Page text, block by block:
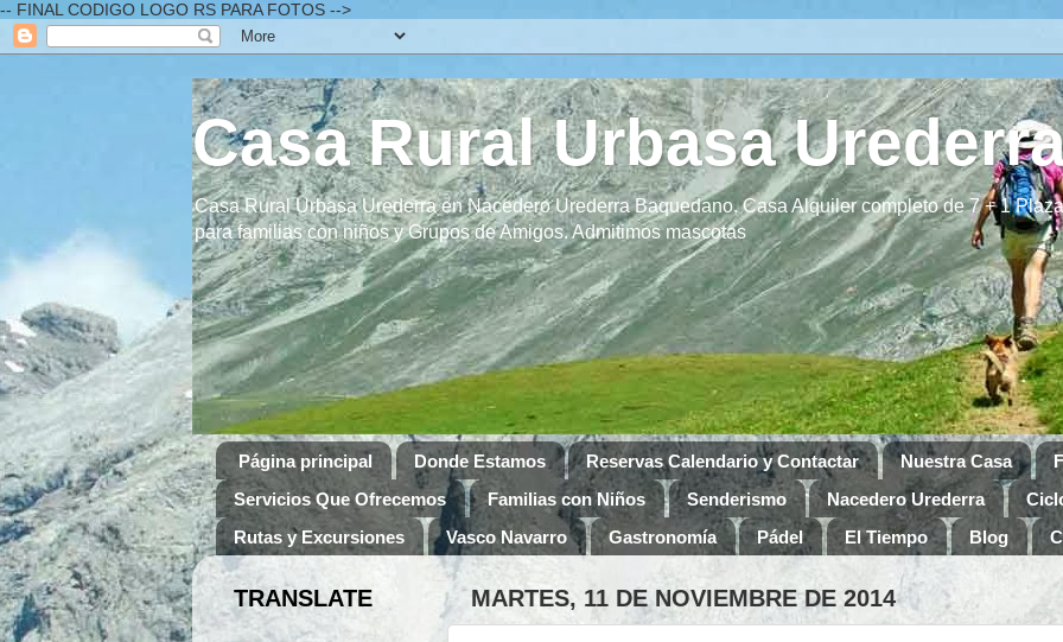
-- FINAL CODIGO LOGO RS PARA FOTOS -->
Casa Rural Urbasa
Casa Rural Urbasa Urederra en Nacedero Urederra Baquedano. Casa Alquiler completo de 7 + 1
para familias con niños y Grupos de Amigos. Admitimos mascotas
Página principal Donde Estamos Reservas Calendario y Contactar Nuestra Casa
Servicios Que Ofrecemos
Familias con Niños Senderismo Nacedero Urederra
Rutas y Excursiones
Vasco Navarro Gastronomía Pádel El Tiempo Blog
MARTES, 11 DE NOVIEMBRE DE 2014
TRANSLATE